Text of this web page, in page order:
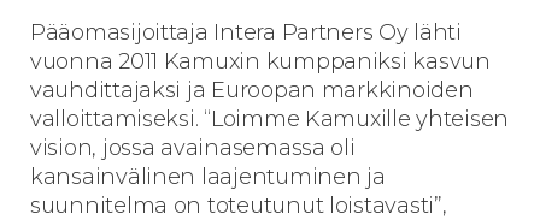
Pääomasijoittaja Intera Partners Oy lähti
vuonna 2011 Kamuxin kumppaniksi kasvun
vauhdittajaksi ja Euroopan markkinoiden
valloittamiseksi. “Loimme Kamuxille yhteisen
vision, jossa avainasemassa oli
kansainvälinen laajentuminen ja
suunnitelma on toteutunut loistavasti”,